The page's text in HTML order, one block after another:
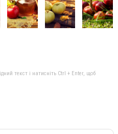
текст і натисніть Ctrl + Enter, щоб